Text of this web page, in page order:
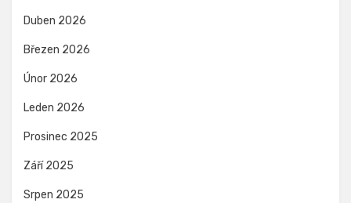
Duben 2026
Březen 2026
Únor 2026
Leden 2026
Prosinec 2025
Září 2025
Srpen 2025